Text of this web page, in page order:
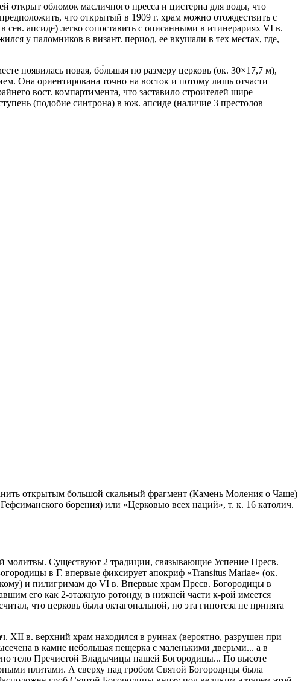
открыт обломок масличного пресса и цистерна для воды, что
что открытый в 1909 г. храм можно отождествить с
апсиде) легко сопоставить с описанными в итинерариях VI в.
у паломников в визант. период, ее вкушали в тех местах, где,
появилась новая, бо́льшая по размеру церковь (ок. 30×17,7 м),
Она ориентирована точно на восток и потому лишь отчасти
вост. компартимента, что заставило строителей шире
(подобие синтрона) в юж. апсиде (наличие 3 престолов
открытым большой скальный фрагмент (Камень Моления о Чаше)
борения) или «Церковью всех наций», т. к. 16 католич.
молитвы. Существуют 2 традиции, связывающие Успение Пресв.
в Г. впервые фиксирует апокриф «Transitus Mariae» (ок.
и пилигримам до VI в. Впервые храм Пресв. Богородицы в
его как 2-этажную ротонду, в нижней части к-рой имеется
что церковь была октагональной, но эта гипотеза не принята
XII в. верхний храм находился в руинах (вероятно, разрушен при
в камне небольшая пещерка с маленькими дверьми... а в
тело Пречистой Владычицы нашей Богородицы... По высоте
плитами. А сверху над гробом Святой Богородицы была